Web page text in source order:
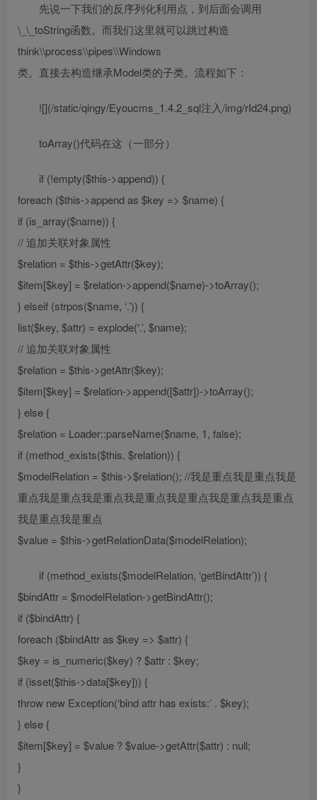
先说一下我们的反序列化利用点，到后面会调用
\_\_toString函数。而我们这里就可以跳过构造
think\\process\\pipes\\Windows
类。直接去构造继承Model类的子类。流程如下：
![](/static/qingy/Eyoucms_1.4.2_sql注入/img/rId24.png)
toArray()代码在这（一部分）
if (!empty($this->append)) {
foreach ($this->append as $key => $name) {
if (is_array($name)) {
// 追加关联对象属性
$relation = $this->getAttr($key);
$item[$key] = $relation->append($name)->toArray();
} elseif (strpos($name, ‘.’)) {
list($key, $attr) = explode(‘.’, $name);
// 追加关联对象属性
$relation = $this->getAttr($key);
$item[$key] = $relation->append([$attr])->toArray();
} else {
$relation = Loader::parseName($name, 1, false);
if (method_exists($this, $relation)) {
$modelRelation = $this->$relation(); //我是重点我是重点我是
重点我是重点我是重点我是重点我是重点我是重点我是重点
我是重点我是重点
$value = $this->getRelationData($modelRelation);
if (method_exists($modelRelation, ‘getBindAttr’)) {
$bindAttr = $modelRelation->getBindAttr();
if ($bindAttr) {
foreach ($bindAttr as $key => $attr) {
$key = is_numeric($key) ? $attr : $key;
if (isset($this->data[$key])) {
throw new Exception(‘bind attr has exists:’ . $key);
} else {
$item[$key] = $value ? $value->getAttr($attr) : null;
}
}